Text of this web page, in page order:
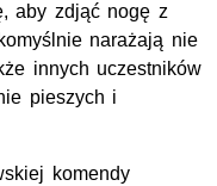
aby zdjąć nogę z
narażają nie
innych uczestników
pieszych i
komendy